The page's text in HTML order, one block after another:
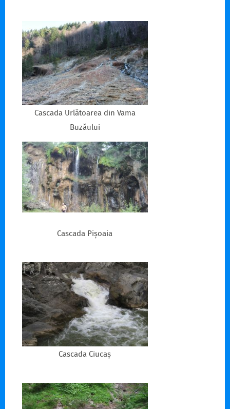
Cascada Urlătoarea din Vama
Buzăului
Cascada Pișoaia
Cascada Ciucaș